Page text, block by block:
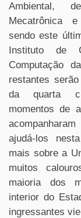
Ambiental,
Mecatrônica
sendo este
Instituto de
Computação
restantes
da quarta
momentos de
ajudá-los
mais sobre a
muitos
maioria dos
interior do
ingressantes